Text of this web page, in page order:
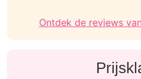
Ontdek de reviews